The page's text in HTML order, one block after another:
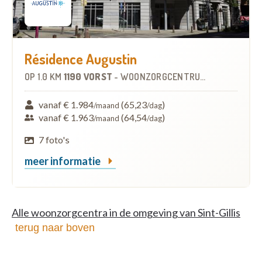
Résidence Augustin
OP 1.0 KM 1190 VORST - WOONZORGCENTRUM (WZC)
vanaf € 1.984/maand (65,23/dag)
vanaf € 1.963/maand (64,54/dag)
7 foto's
meer informatie
Alle woonzorgcentra in de omgeving van Sint-Gillis
terug naar boven